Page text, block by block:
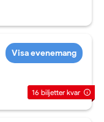
Visa evenemang
16 biljetter kvar